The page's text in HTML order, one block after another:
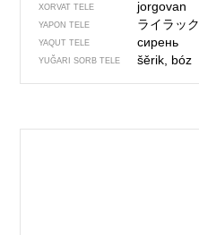
XORVAT TELE jorgovan
YAPON TELE ライラック
YAQUT TELE сирень
YUĞARI SORB TELE šěrik, bóz